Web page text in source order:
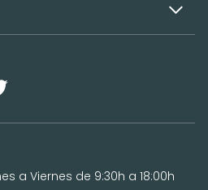
a Viernes de 9:30h a 18:00h